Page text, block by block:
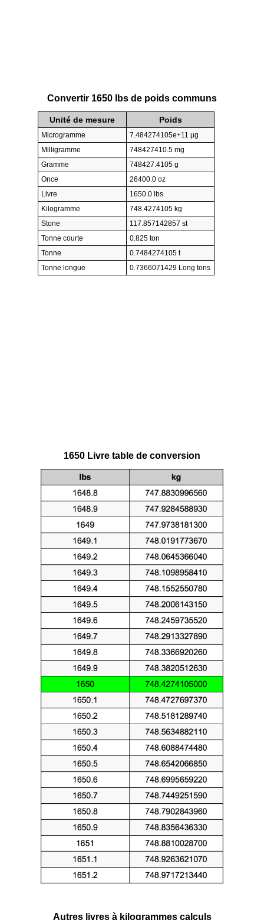
Convertir 1650 lbs de poids communs
Unité de mesure Poids
Microgramme
7.484274105e+11 µg
Milligramme
748427410.5 mg
Gramme
748427.4105 g
Once
26400.0 oz
Livre
1650.0 lbs
Kilogramme
748.4274105 kg
Stone
117.857142857 st
Tonne courte
0.825 ton
Tonne
0.7484274105 t
Tonne longue
0.7366071429 Long tons
1650 Livre table de conversion
Autres livres à kilogrammes calculs